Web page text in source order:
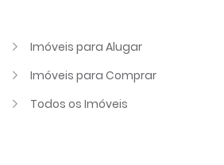
Imóveis para Alugar
Imóveis para Comprar
Todos os Imóveis